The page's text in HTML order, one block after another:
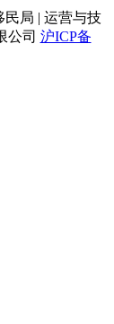
民局 | 运营与技
公司 沪ICP备